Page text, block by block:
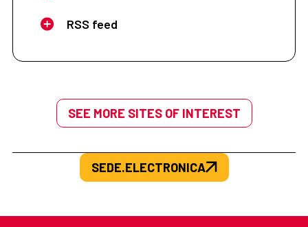
RSS feed
SEE MORE SITES OF INTEREST
SEDE.ELECTRONICA